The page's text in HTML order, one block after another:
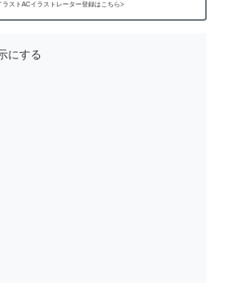
ラストACイラストレーター登録はこちら>
にする